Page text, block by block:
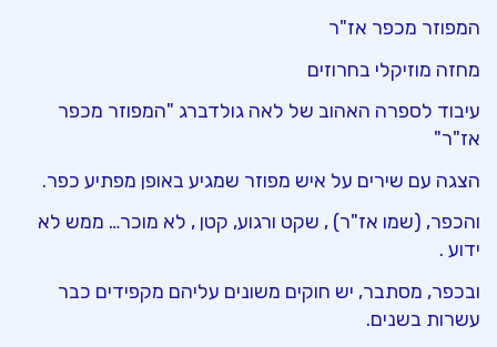
המפוזר מכפר אז"ר
מחזה מוזיקלי בחרוזים
עיבוד לספרה האהוב של לאה גולדברג "המפוזר מכפר
אז"ר"
הצגה עם שירים על איש מפוזר שמגיע באופן מפתיע כפר.
והכפר, (שמו אז"ר) , שקט ורגוע, קטן , לא מוכר… ממש לא
ידוע .
ובכפר, מסתבר, יש חוקים משונים עליהם מקפידים כבר
עשרות בשנים.